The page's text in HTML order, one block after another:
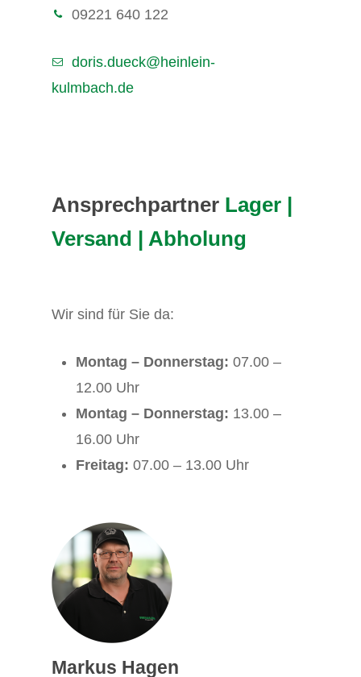
09221 640 122
doris.dueck@heinlein-
kulmbach.de
Ansprechpartner Lager |
Versand | Abholung
Wir sind für Sie da:
Montag – Donnerstag: 07.00 –
12.00 Uhr
Montag – Donnerstag: 13.00 –
16.00 Uhr
Freitag: 07.00 – 13.00 Uhr
Markus Hagen